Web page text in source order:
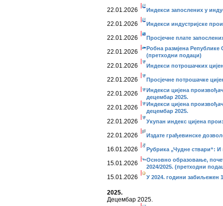
22.01.2026 Индекси запослених у
22.01.2026 Индекси индустријске
22.01.2026 Просјечне плате
22.01.2026
Робна размјена Републике
(претходни подаци)
22.01.2026 Индекси потрошачких
22.01.2026 Просјечне потрошачке
22.01.2026
Индекси цијена
децембар 2025.
22.01.2026
Индекси цијена
децембар 2025.
22.01.2026 Укупан индекс цијена
22.01.2026 Издате грађевинске
16.01.2026 Рубрика „Чудне ствари“:
15.01.2026
Основно образовање,
2024/2025. (претходни
15.01.2026 У 2024. години забиљежен
2025.
Децембар 2025.